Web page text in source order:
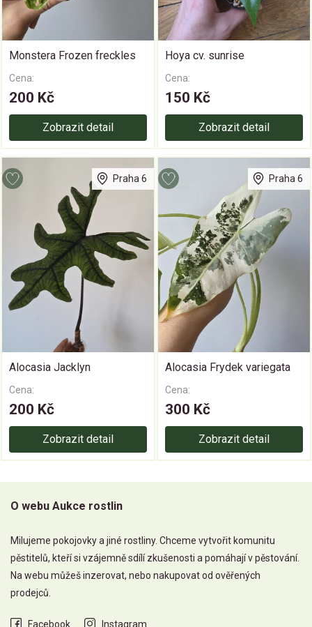
Monstera Frozen freckles
Cena:
200 Kč
Zobrazit detail
Hoya cv. sunrise
Cena:
150 Kč
Zobrazit detail
Praha 6
Alocasia Jacklyn
Cena:
200 Kč
Zobrazit detail
Praha 6
Alocasia Frydek variegata
Cena:
300 Kč
Zobrazit detail
O webu Aukce rostlin
Milujeme pokojovky a jiné rostliny. Chceme vytvořit komunitu
pěstitelů, kteří si vzájemně sdílí zkušenosti a pomáhají v pěstování.
Na webu můžeš inzerovat, nebo nakupovat od ověřených
prodejců.
Facebook Instagram